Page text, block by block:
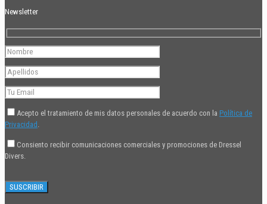
Newsletter
Acepto el tratamiento de mis datos personales de acuerdo con la Política de
Privacidad .
Consiento recibir comunicaciones comerciales y promociones de Dressel
Divers.